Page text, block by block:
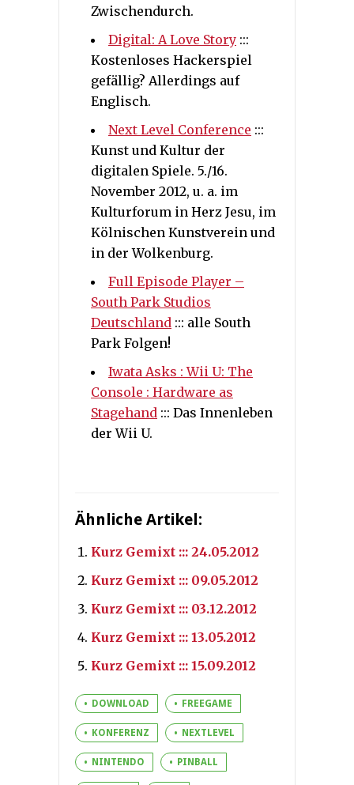
Zwischendurch.
Digital: A Love Story :::
Kostenloses Hackerspiel
gefällig? Allerdings auf
Englisch.
Next Level Conference :::
Kunst und Kultur der
digitalen Spiele. 5./16.
November 2012, u. a. im
Kulturforum in Herz Jesu, im
Kölnischen Kunstverein und
in der Wolkenburg.
Full Episode Player –
South Park Studios
Deutschland ::: alle South
Park Folgen!
Iwata Asks : Wii U: The
Console : Hardware as
Stagehand ::: Das Innenleben
der Wii U.
Ähnliche Artikel:
Kurz Gemixt ::: 24.05.2012
Kurz Gemixt ::: 09.05.2012
Kurz Gemixt ::: 03.12.2012
Kurz Gemixt ::: 13.05.2012
Kurz Gemixt ::: 15.09.2012
DOWNLOAD FREEGAME
KONFERENZ NEXTLEVEL
NINTENDO PINBALL